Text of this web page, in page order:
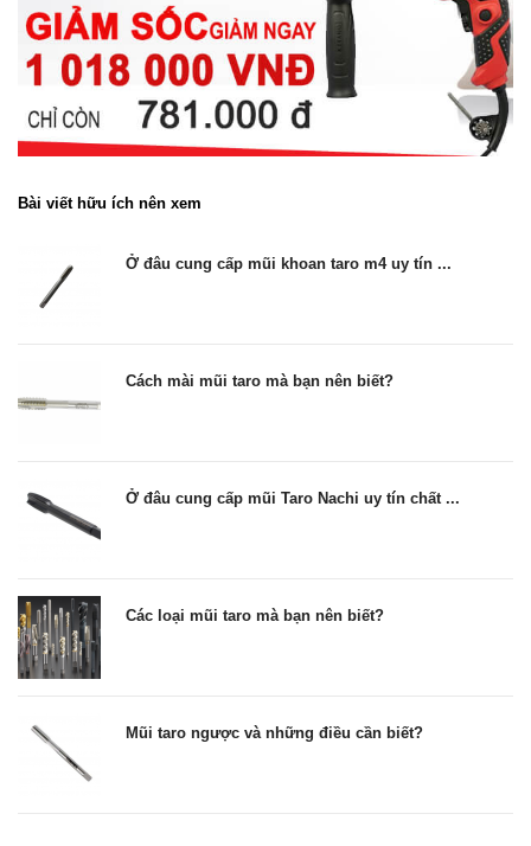
Bài viết hữu ích nên xem
Ở đâu cung cấp mũi khoan taro m4 uy tín ...
Cách mài mũi taro mà bạn nên biết?
Ở đâu cung cấp mũi Taro Nachi uy tín chất ...
Các loại mũi taro mà bạn nên biết?
Mũi taro ngược và những điều cần biết?